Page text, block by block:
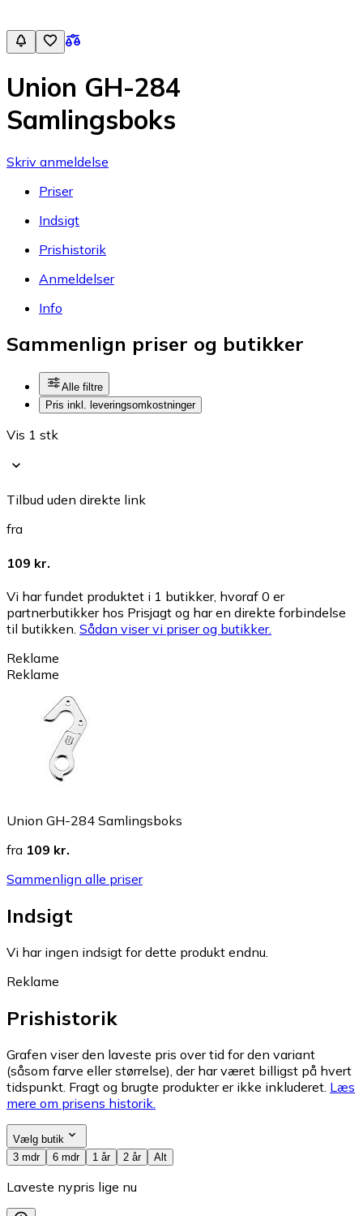
Union GH-284
Samlingsboks
Skriv anmeldelse
Priser
Indsigt
Prishistorik
Anmeldelser
Info
Sammenlign priser og butikker
Alle filtre
Pris inkl. leveringsomkostninger
Vis 1 stk
Tilbud uden direkte link
fra
109 kr.
Vi har fundet produktet i 1 butikker, hvoraf 0 er
partnerbutikker hos Prisjagt og har en direkte forbindelse
til butikken. Sådan viser vi priser og butikker.
Reklame
Reklame
Union GH-284 Samlingsboks
fra 109 kr.
Sammenlign alle priser
Indsigt
Vi har ingen indsigt for dette produkt endnu.
Reklame
Prishistorik
Grafen viser den laveste pris over tid for den variant
(såsom farve eller størrelse), der har været billigst på hvert
tidspunkt. Fragt og brugte produkter er ikke inkluderet. Læs
mere om prisens historik.
Vælg butik
3 mdr
6 mdr 1 år 2 år Alt
Laveste nypris lige nu